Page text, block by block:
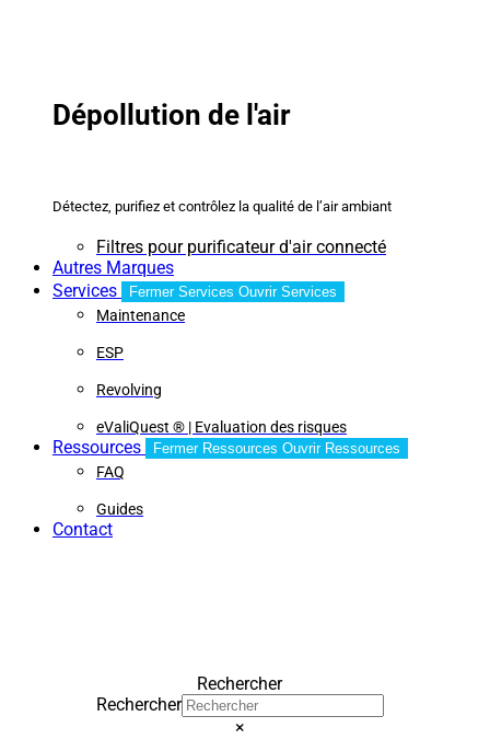
Dépollution de l'air
Détectez, purifiez et contrôlez la qualité de l’air ambiant
Filtres pour purificateur d'air connecté
Autres Marques
Services
Fermer Services Ouvrir Services
Maintenance
ESP
Revolving
eValiQuest ® | Evaluation des risques
Ressources Fermer Ressources Ouvrir Ressources
FAQ
Guides
Contact
Rechercher
Rechercher
×